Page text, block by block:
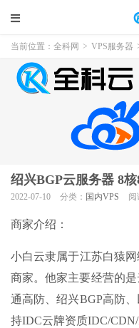
当前位置： 全科网 > VPS服务器
绍兴BGP云服务器 8
2022-07-10 分类： 国内VPS 阅
商家介绍：
小白云隶属于江苏白猿
商家。他家主要经营的
通高防、绍兴BGP高防
持IDC云牌资质IDC/CDN/